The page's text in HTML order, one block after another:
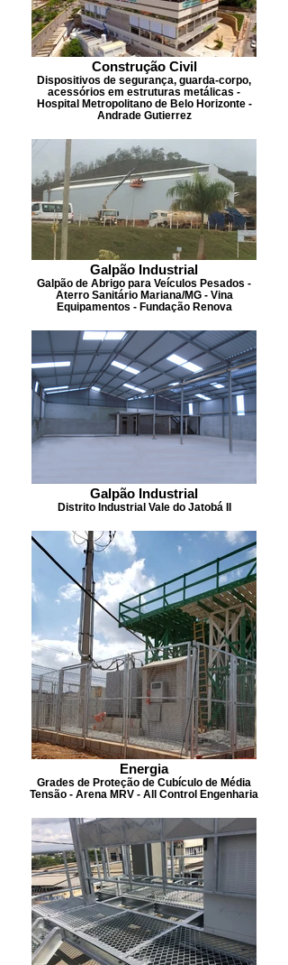
Construção Civil
Dispositivos de segurança, guarda-corpo,
acessórios em estruturas metálicas -
Hospital Metropolitano de Belo Horizonte -
Andrade Gutierrez
Galpão Industrial
Galpão de Abrigo para Veículos Pesados -
Aterro Sanitário Mariana/MG - Vina
Equipamentos - Fundação Renova
Galpão Industrial
Distrito Industrial Vale do Jatobá II
Energia
Grades de Proteção de Cubículo de Média
Tensão - Arena MRV - All Control Engenharia